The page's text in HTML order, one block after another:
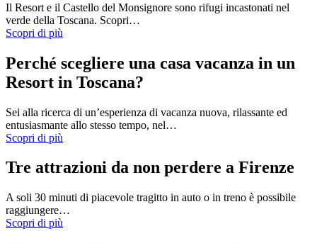
Il Resort e il Castello del Monsignore sono rifugi incastonati nel
verde della Toscana. Scopri…
Scopri di più
Perché scegliere una casa vacanza in un
Resort in Toscana?
Sei alla ricerca di un’esperienza di vacanza nuova, rilassante ed
entusiasmante allo stesso tempo, nel…
Scopri di più
Tre attrazioni da non perdere a Firenze
A soli 30 minuti di piacevole tragitto in auto o in treno è possibile
raggiungere…
Scopri di più